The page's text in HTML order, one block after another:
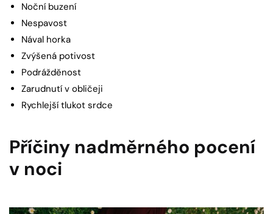
Noční buzení
Nespavost
Nával horka
Zvýšená potivost
Podrážděnost
Zarudnutí v obličeji
Rychlejší tlukot srdce
Příčiny nadměrného pocení
v noci